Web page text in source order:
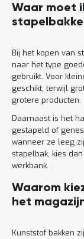
Waar moet
Bij het kopen van
naar het type
gebruikt. Voor
geschikt, terwijl
grotere producten.
Daarnaast is het
gestapeld of
wanneer ze leeg
stapelbak, kies
werkbank.
Waarom
het
Kunststof bakken